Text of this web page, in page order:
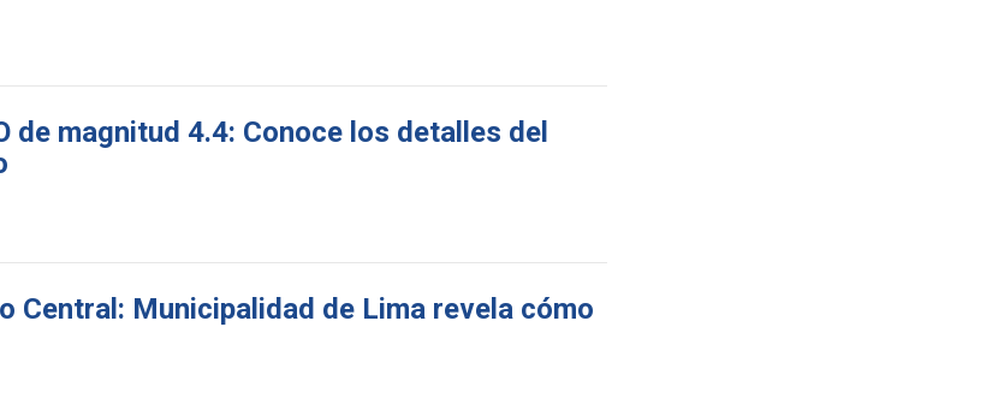
de magnitud 4.4: Conoce los detalles del
Central: Municipalidad de Lima revela cómo